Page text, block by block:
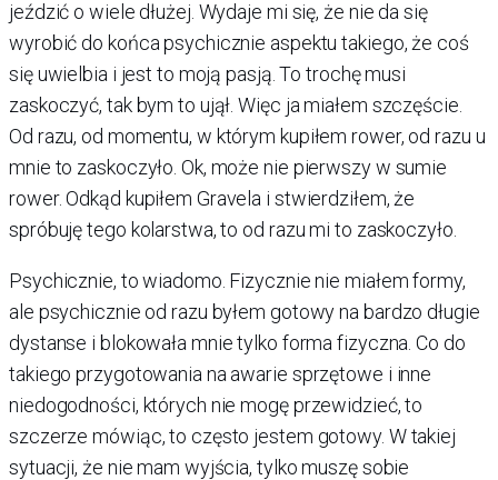
jeździć o wiele dłużej. Wydaje mi się, że nie da się
wyrobić do końca psychicznie aspektu takiego, że coś
się uwielbia i jest to moją pasją. To trochę musi
zaskoczyć, tak bym to ujął. Więc ja miałem szczęście.
Od razu, od momentu, w którym kupiłem rower, od razu u
mnie to zaskoczyło. Ok, może nie pierwszy w sumie
rower. Odkąd kupiłem Gravela i stwierdziłem, że
spróbuję tego kolarstwa, to od razu mi to zaskoczyło.
Psychicznie, to wiadomo. Fizycznie nie miałem formy,
ale psychicznie od razu byłem gotowy na bardzo długie
dystanse i blokowała mnie tylko forma fizyczna. Co do
takiego przygotowania na awarie sprzętowe i inne
niedogodności, których nie mogę przewidzieć, to
szczerze mówiąc, to często jestem gotowy. W takiej
sytuacji, że nie mam wyjścia, tylko muszę sobie